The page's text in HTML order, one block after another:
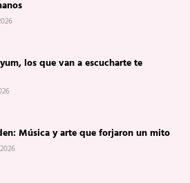
los que van a escucharte te
Música y arte que forjaron un mito